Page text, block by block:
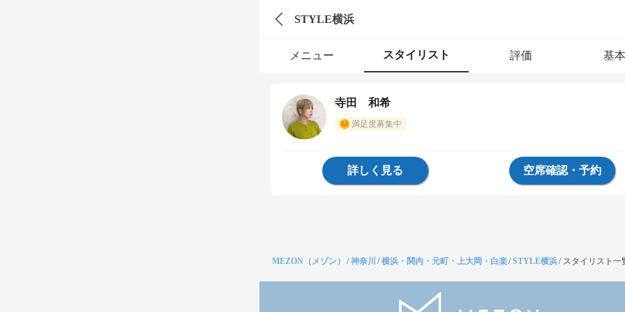
STYLE横浜
メニュー スタイリスト 評価 基
寺田 和希
満足度募集中
詳しく見る 空席確認・予約
MEZON（メゾン） /神奈川 /横浜・関内・元町・上大岡・白楽/STYLE横浜/ スタイリスト一